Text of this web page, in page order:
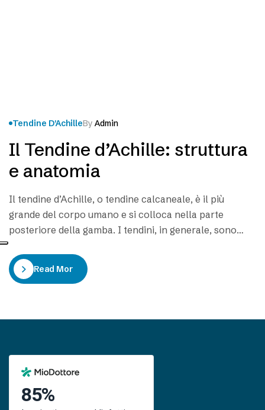
Tendine D'AchilleBy Admin
Il Tendine d’Achille: struttura
e anatomia
Il tendine d’Achille, o tendine calcaneale, è il più
grande del corpo umano e si colloca nella parte
posteriore della gamba. I tendini, in generale, sono
alto contenuto di fibre elastiche; per questo sono
dotati di grande resistenza al carico ed elevata
Read More